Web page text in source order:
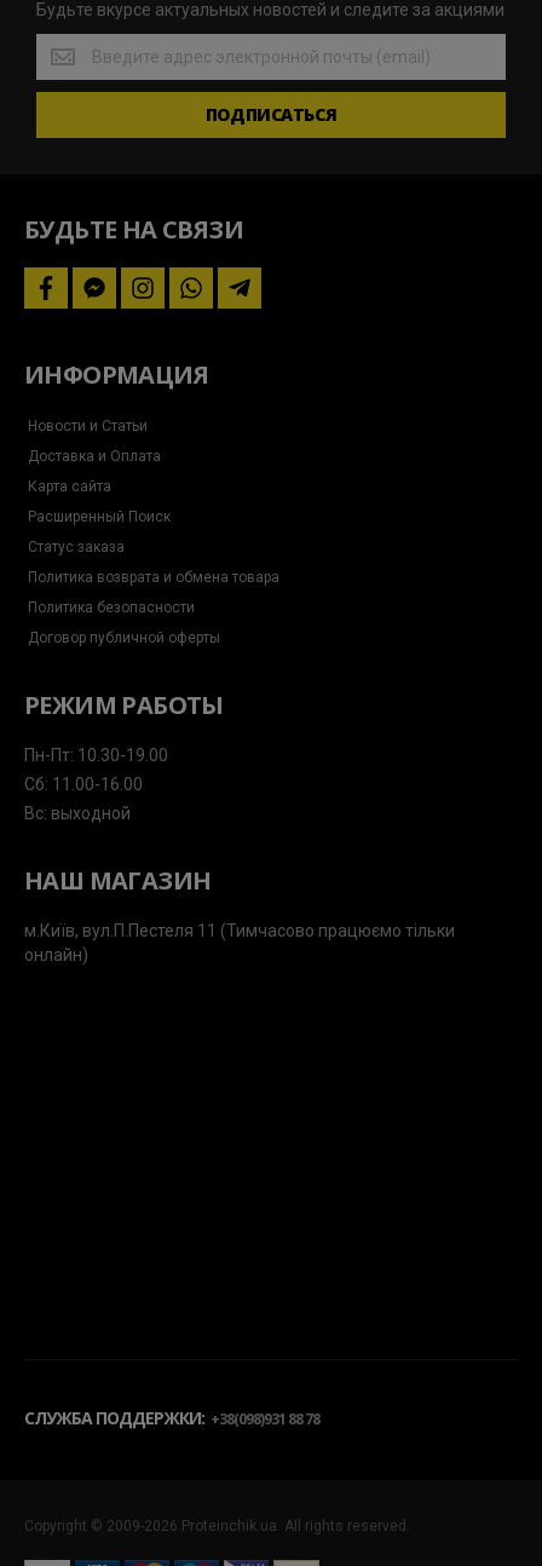
Будьте вкурсе актуальных новостей и следите за акциями
Будьте
вкурсе
актуальных
и
ПОДПИСАТЬСЯ
БУДЬТЕ НА СВЯЗИ
facebookfacebook-
messenger
instagram
whatsapptelegram-
plane
ИНФОРМАЦИЯ
Новости и Статьи
Доставка и Оплата
Карта сайта
Расширенный Поиск
Статус заказа
Политика возврата и обмена товара
Политика безопасности
Договор публичной оферты
РЕЖИМ РАБОТЫ
Пн-Пт: 10.30-19.00
Сб: 11.00-16.00
Вс: выходной
НАШ МАГАЗИН
м.Київ, вул.П.Пестеля 11 (Тимчасово працюємо тільки
онлайн)
СЛУЖБА ПОДДЕРЖКИ: +38(098)931 88 78
Copyright © 2009-2026 Proteinchik.ua. All rights reserved.